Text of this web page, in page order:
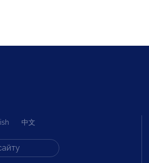
中文